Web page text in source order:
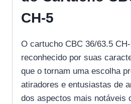
CH-5
O cartucho CBC 36/63.5
reconhecido por suas
que o tornam uma escolha
atiradores e entusiastas de
dos aspectos mais notáveis